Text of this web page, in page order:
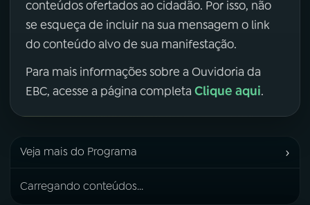
conteúdos ofertados ao cidadão. Por isso, não
se esqueça de incluir na sua mensagem o link
do conteúdo alvo de sua manifestação.
Para mais informações sobre a Ouvidoria da
EBC, acesse a página completa Clique aqui.
Veja mais do Programa ›
Carregando conteúdos...